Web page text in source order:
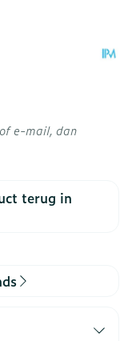
terug in
e-mail, dan